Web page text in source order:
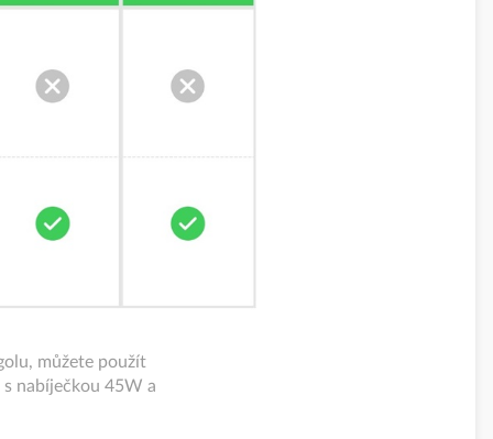
můžete použít
nabíječkou 45W a